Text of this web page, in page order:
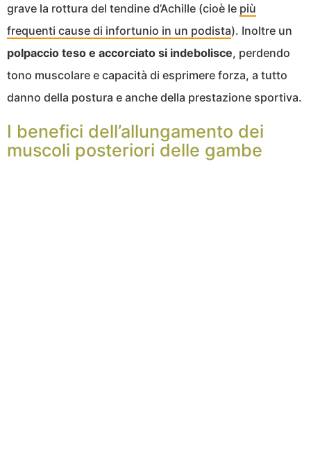
grave la rottura del tendine d’Achille (cioè le più
frequenti cause di infortunio in un podista). Inoltre un
polpaccio teso e accorciato si indebolisce, perdendo
tono muscolare e capacità di esprimere forza, a tutto
danno della postura e anche della prestazione sportiva.
I benefici dell’allungamento dei
muscoli posteriori delle gambe